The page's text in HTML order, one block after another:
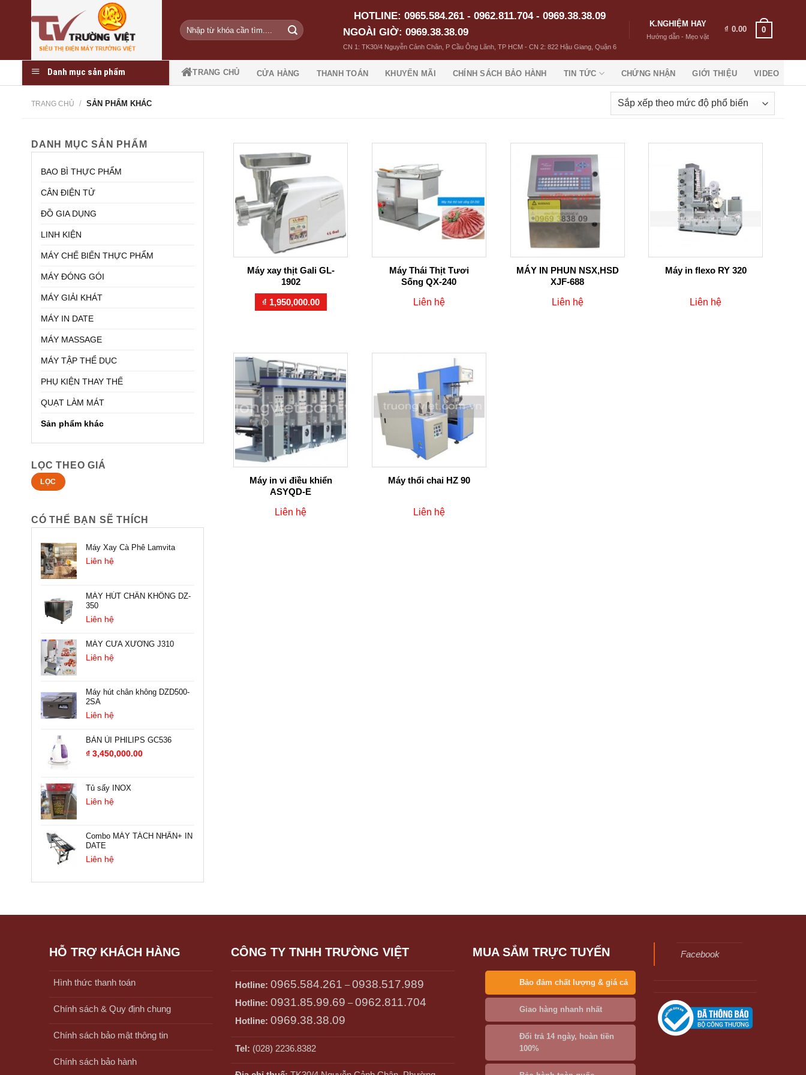
Tìm
kiếm:
HOTLINE: 0965.584.261 - 0962.811.704 - 0969.38.38.09
NGOÀI GIỜ: 0969.38.38.09
CN 1: TK30/4 Nguyễn Cảnh Chân, P Cầu Ông Lãnh, TP HCM - CN 2: 822 Hậu Giang, Quận 6
K.NGHIỆM HAY
Hướng dẫn - Mẹo vặt
₫ 0.00 0
Danh mục sản phẩm TRANG CHỦ CỬA HÀNG THANH TOÁN KHUYẾN MÃI CHÍNH SÁCH BẢO HÀNH TIN TỨC CHỨNG NHẬN GIỚI THIỆU VIDEO
TRANG CHỦ / SẢN PHẨM KHÁC
DANH MỤC SẢN PHẨM
BAO BÌ THỰC PHẨM
CÂN ĐIỆN TỬ
ĐỒ GIA DỤNG
LINH KIỆN
MÁY CHẾ BIẾN THỰC PHẨM
MÁY ĐÓNG GÓI
MÁY GIẢI KHÁT
MÁY IN DATE
MÁY MASSAGE
MÁY TẬP THỂ DỤC
PHỤ KIỆN THAY THẾ
QUẠT LÀM MÁT
Sản phẩm khác
LỌC THEO GIÁ
Giá
tối
thiểu
Giá
tối
đa
LỌC
CÓ THỂ BẠN SẼ THÍCH
Máy Xay Cà Phê Lamvita
Liên hệ
MÁY HÚT CHÂN KHÔNG DZ-
350
Liên hệ
MÁY CƯA XƯƠNG J310
Liên hệ
Máy hút chân không DZD500-
2SA
Liên hệ
BÀN ỦI PHILIPS GC536
₫ 3,450,000.00
Tủ sấy INOX
Liên hệ
Combo MÁY TÁCH NHÃN+ IN
DATE
Liên hệ
Máy xay thịt Gali GL-
1902
₫ 1,950,000.00
Máy Thái Thịt Tươi
Sống QX-240
Liên hệ
MÁY IN PHUN NSX,HSD
XJF-688
Liên hệ
Máy in flexo RY 320
Liên hệ
Máy in vi điều khiển
ASYQD-E
Liên hệ
Máy thổi chai HZ 90
Liên hệ
HỖ TRỢ KHÁCH HÀNG
Hình thức thanh toán
Chính sách & Quy định chung
Chính sách bảo mật thông tin
Chính sách bảo hành
CÔNG TY TNHH TRƯỜNG VIỆT
Hotline: 0965.584.261 –0938.517.989
Hotline: 0931.85.99.69 –0962.811.704
Hotline: 0969.38.38.09
Tel: (028) 2236.8382
MUA SẮM TRỰC TUYẾN
Bảo đảm chất lượng & giá cả
Giao hàng nhanh nhất
Đổi trả 14 ngày, hoàn tiền
100%
Facebook